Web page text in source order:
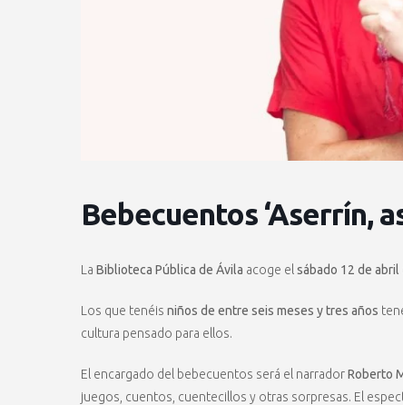
Bebecuentos ‘Aserrín,
La Biblioteca Pública de Ávila acoge el sábado 12 de abril
Los que tenéis niños de entre seis meses y tres años
cultura pensado para ellos.
El encargado del bebecuentos será el narradorRoberto
juegos, cuentos, cuentecillos y otras sorpresas. El